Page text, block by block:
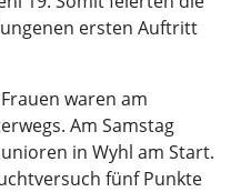
ersten Auftritt
Frauen waren am
Am Samstag
in Wyhl am Start.
fünf Punkte